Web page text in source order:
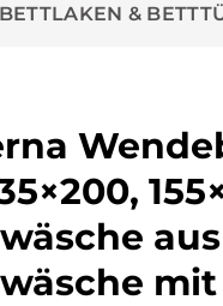
BETTLAKEN &